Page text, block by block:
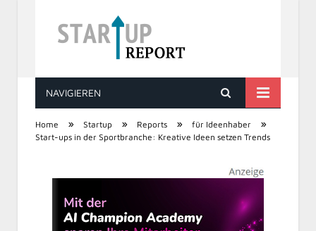
STARTUP REPORT
NAVIGIEREN
Home » Startup » Reports » für Ideenhaber »
Start-ups in der Sportbranche: Kreative Ideen setzen Trends